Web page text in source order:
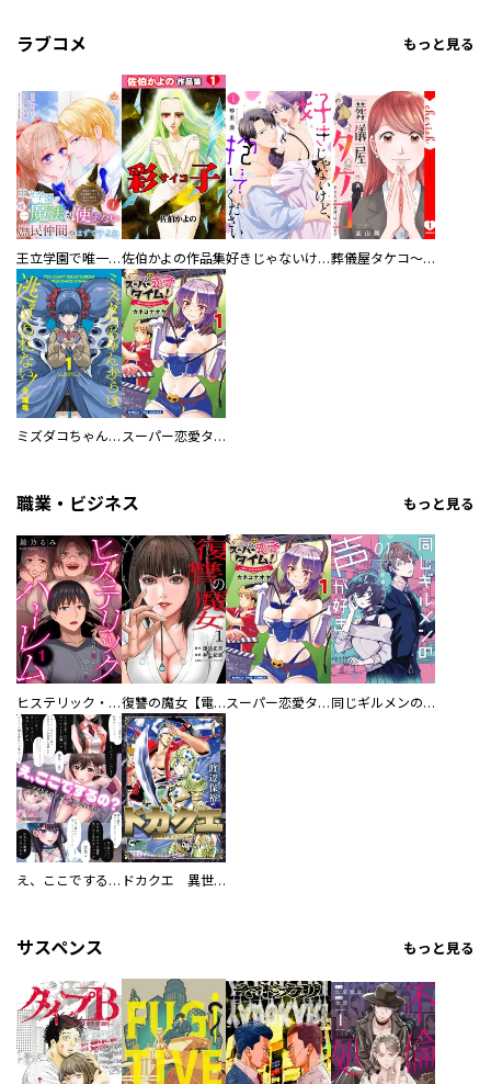
ラブコメ もっと見る
王立学園で唯一魔法が使えない庶民仲間のはずですよね～実は王子様で私を溺愛しているなんて告白はやめてください～佐伯かよの作品集 好きじゃないけど、抱いてください【電子単行本版／特典おまけ付き】 葬儀屋タケコ～あなたの最期、叶えます【電子単行本版】
ミズダコちゃんからは逃げられない！ スーパー恋愛タイム！～現場でドＳな彼女は自宅でデレる～
職業・ビジネス もっと見る
ヒステリック・ハーレム～搾られる男と堕ちる女～【電子単行本版】 復讐の魔女【電子単行本版】 スーパー恋愛タイム！～現場でドＳな彼女は自宅でデレる～ 同じギルメンの声が好き
え、ここでするの？ アイドルのファンが知らない日常 ドカクエ 異世界ドカコッククエスト
サスペンス もっと見る